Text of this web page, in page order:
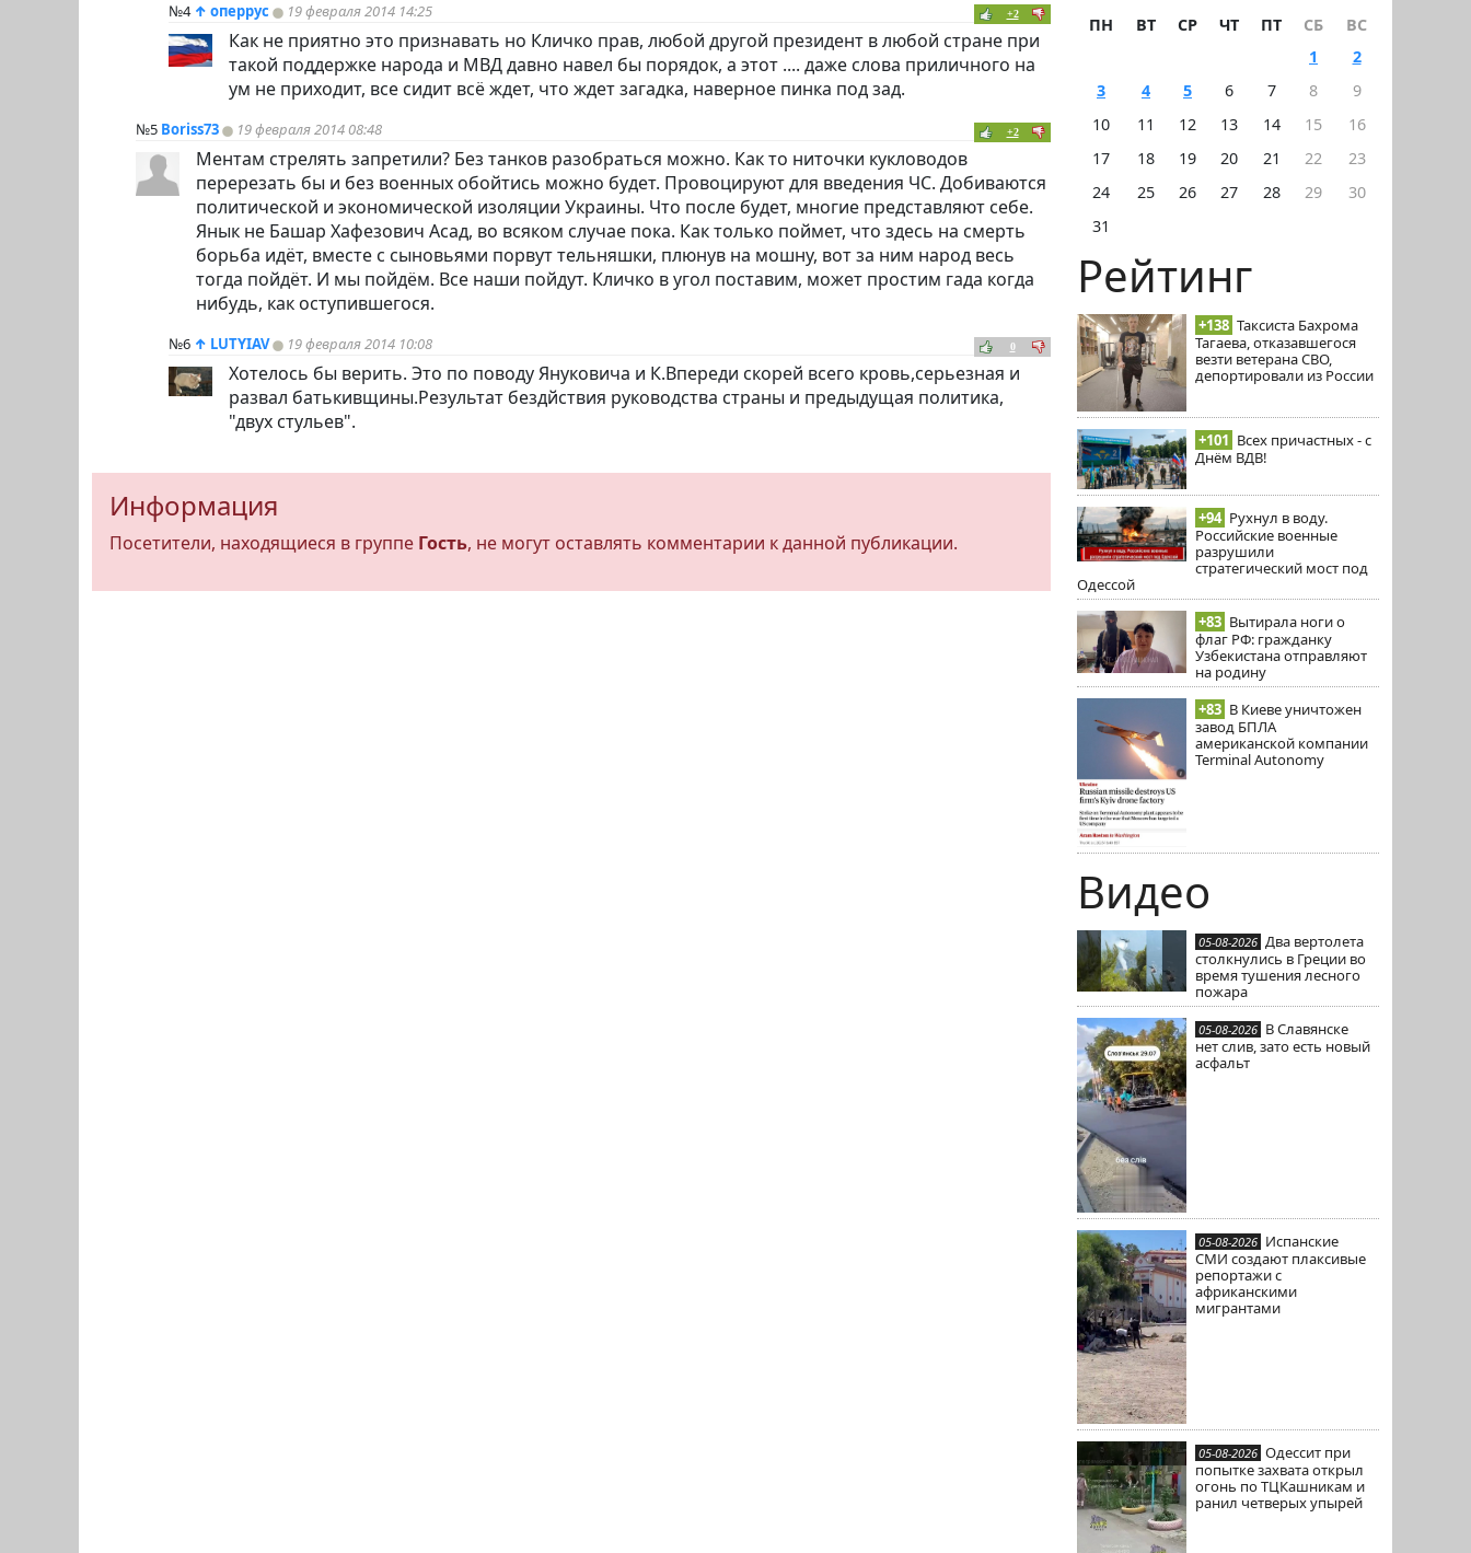
ПН ВТ СР ЧТ ПТ СБ
ВС
1
2
3
4 5 6 7 8
9
10
11 12 13 14 15
16
17
18 19 20 21 22
23
24
25 26 27 28 29
30
31
Рейтинг
+138 Таксиста Бахрома
Тагаева, отказавшегося
везти ветерана СВО,
депортировали из России
+101 Всех причастных - с
Днём ВДВ!
+94 Рухнул в воду.
Российские военные
разрушили
стратегический мост под
Одессой
+83 Вытирала ноги о
флаг РФ: гражданку
Узбекистана отправляют
на родину
+83 В Киеве уничтожен
завод БПЛА
американской компании
Terminal Autonomy
Видео
05-08-2026 Два вертолета
столкнулись в Греции во
время тушения лесного
пожара
05-08-2026 В Славянске
нет слив, зато есть новый
асфальт
05-08-2026 Испанские
СМИ создают плаксивые
репортажи с
африканскими
мигрантами
05-08-2026 Одессит при
попытке захвата открыл
огонь по ТЦКашникам и
ранил четверых упырей
№4 ↑ оперрус 19 февраля 2014 14:25 +2
Как не приятно это признавать но Кличко прав, любой другой президент в любой стране при
такой поддержке народа и МВД давно навел бы порядок, а этот .... даже слова приличного на
ум не приходит, все сидит всё ждет, что ждет загадка, наверное пинка под зад.
№5 Boriss73 19 февраля 2014 08:48 +2
Ментам стрелять запретили? Без танков разобраться можно. Как то ниточки кукловодов
перерезать бы и без военных обойтись можно будет. Провоцируют для введения ЧС. Добиваются
политической и экономической изоляции Украины. Что после будет, многие представляют себе.
Янык не Башар Хафезович Асад, во всяком случае пока. Как только поймет, что здесь на смерть
борьба идёт, вместе с сыновьями порвут тельняшки, плюнув на мошну, вот за ним народ весь
тогда пойдёт. И мы пойдём. Все наши пойдут. Кличко в угол поставим, может простим гада когда
нибудь, как оступившегося.
№6 ↑ LUTYIAV 19 февраля 2014 10:08 0
Хотелось бы верить. Это по поводу Януковича и К.Впереди скорей всего кровь,серьезная и
развал батькивщины.Результат бездйствия руководства страны и предыдущая политика,
"двух стульев".
Информация
Посетители, находящиеся в группе Гость, не могут оставлять комментарии к данной публикации.